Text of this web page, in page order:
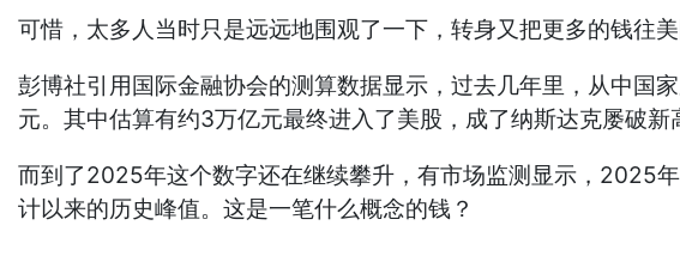
可惜，太多人当时只是远远地围观了一下，转身又把更多的钱往
彭博社引用国际金融协会的测算数据显示，过去几年里，从中
元。其中估算有约3万亿元最终进入了美股，成了纳斯达克屡破新
而到了2025年这个数字还在继续攀升，有市场监测显示，2025
计以来的历史峰值。这是一笔什么概念的钱？